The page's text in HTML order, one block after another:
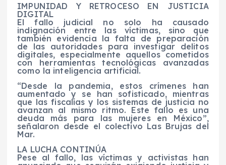
IMPUNIDAD Y RETROCESO EN JUSTICIA
DIGITAL
El fallo judicial no solo ha causado
indignación entre las víctimas, sino que
también evidencia la falta de preparación
de las autoridades para investigar delitos
digitales, especialmente aquellos cometidos
con herramientas tecnológicas avanzadas
como la inteligencia artificial.
“Desde la pandemia, estos crímenes han
aumentado y se han sofisticado, mientras
que las fiscalías y los sistemas de justicia no
avanzan al mismo ritmo. Este fallo es una
deuda más para las mujeres en México”,
señalaron desde el colectivo Las Brujas del
Mar.
LA LUCHA CONTINÚA
Pese al fallo, las víctimas y activistas han